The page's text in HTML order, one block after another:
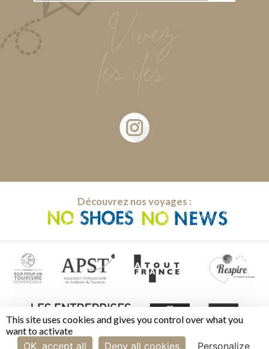
This site uses cookies and gives you control over what you
want to activate
OK, accept all Deny all cookies Personalize
Découvrez nos voyages :